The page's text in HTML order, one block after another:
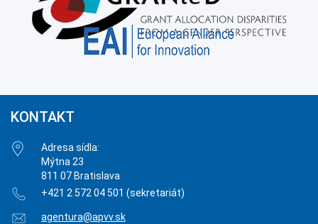
KONTAKT
Adresa sídla:
Mýtna 23
811 07 Bratislava
+421 2 572 04 501 (sekretariát)
agentura@apvv.sk